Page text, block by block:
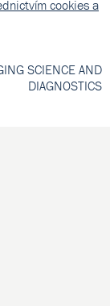
cookies a
SCIENCE AND
DIAGNOSTICS